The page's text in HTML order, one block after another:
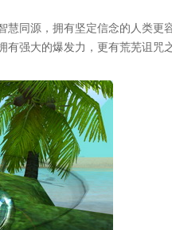
同源，拥有坚定信念的人类更
有强大的爆发力，更有荒芜诅咒